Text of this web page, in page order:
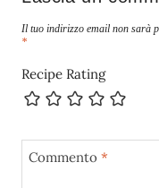
Il tuo indirizzo email non sarà
*
Recipe Rating
Commento *